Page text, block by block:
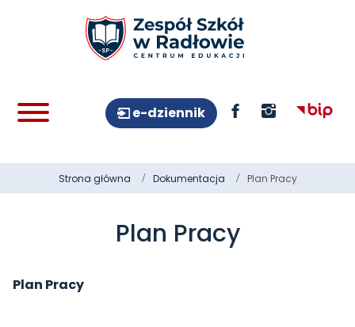
e-dziennik
Strona główna Dokumentacja Plan Pracy
Plan Pracy
Plan Pracy